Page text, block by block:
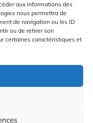
aux informations des
nous permettra de
de navigation ou les ID
ou de retirer son
certaines caractéristiques et